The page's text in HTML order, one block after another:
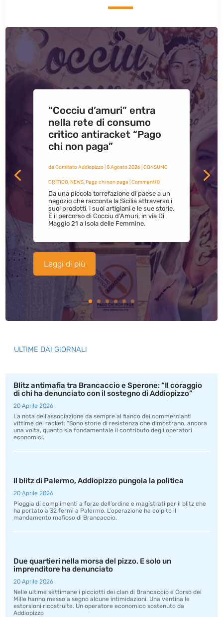
“Cocciu d’amuri” entra
nella rete di consumo
critico antiracket “Pago
chi non paga”
da Comitato Addiopizzo| 8 Agosto 2026| CONSUMO
CRITICO,NEWS,Pago chi non paga | Commenti 0
Da una piccola torrefazione di paese a un
negozio che racconta la Sicilia attraverso i
suoi prodotti, i suoi artigiani e le sue storie.
È il percorso di Cocciu d’Amuri, in via Di
Maggio 21 a Isola delle Femmine.
Leggi di più
ULTIME DAI GIORNALI
Blitz antimafia tra Brancaccio e Sperone: “Il coraggio
di chi ha denunciato con il sostegno di Addiopizzo”
20 Aprile 2026
La nota dell’associazione da sempre al fianco dei commercianti
vittime del racket: “Sono storie di resistenza che dimostrano, ancora
una volta, quanto sia fondamentale il contributo degli operatori
economici.
Il blitz di Palermo, Addiopizzo pungola la politica
20 Aprile 2026
Pioggia di complimenti a forze dell’ordine e magistrati per il blitz che
ha portato a 32 fermi a Palermo. L’operazione ha colpito il
mandamento mafioso di Brancaccio.
Due quartieri nella morsa del pizzo. E solo un
imprenditore ha denunciato
20 Aprile 2026
Nelle ultime settimane i picciotti dei clan di Brancaccio e Corso dei
Mille hanno messo a segno alcune intimidazioni. Una ventina le
estorsioni ricostruite. Un operatore economico sostenuto da
Addiopizzo